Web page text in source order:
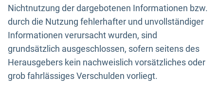
Nichtnutzung der dargebotenen Informationen bzw.
durch die Nutzung fehlerhafter und unvollständiger
Informationen verursacht wurden, sind
grundsätzlich ausgeschlossen, sofern seitens des
Herausgebers kein nachweislich vorsätzliches oder
grob fahrlässiges Verschulden vorliegt.